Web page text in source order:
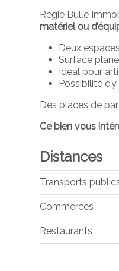
Régie Bulle
matériel ou
Deux
Surface
Idéal pour
Possibilité
Des places de
Ce bien vous
Distances
Transports
Commerces
Restaurants